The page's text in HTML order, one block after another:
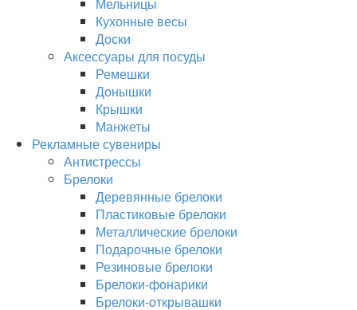
Кухонные весы
Доски
Аксессуары для посуды
Ремешки
Донышки
Крышки
Манжеты
Рекламные сувениры
Антистрессы
Брелоки
Деревянные брелоки
Пластиковые брелоки
Металлические брелоки
Подарочные брелоки
Резиновые брелоки
Брелоки-фонарики
Брелоки-открывашки